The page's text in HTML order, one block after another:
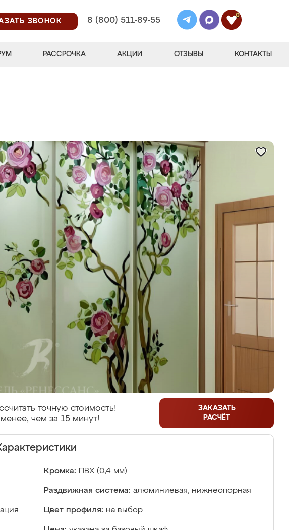
ЗВОНОК
8 (800) 511-89-55
0
РАССРОЧКА АКЦИИ ОТЗЫВЫ КОНТАКТЫ
точную стоимость!
чем за 15 минут!
ЗАКАЗАТЬ
РАСЧЁТ
Кромка: ПВХ (0,4 мм)
Раздвижная система: алюминиевая, нижнеопорная
Цвет профиля: на выбор